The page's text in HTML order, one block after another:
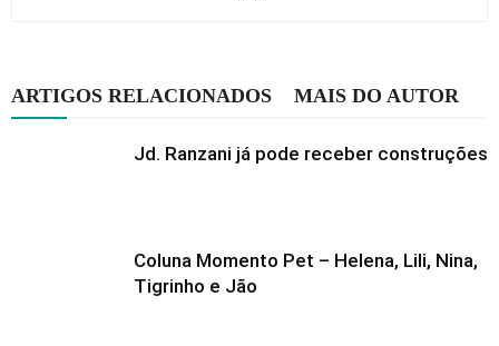
ARTIGOS RELACIONADOS MAIS DO AUTOR
Jd. Ranzani já pode receber construções
Coluna Momento Pet – Helena, Lili, Nina,
Tigrinho e Jão